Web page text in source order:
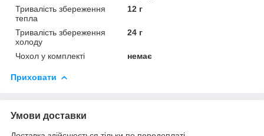
Тривалість збереження
тепла
12 г
Тривалість збереження
холоду
24 г
Чохол у комплекті немає
Приховати
Умови доставки